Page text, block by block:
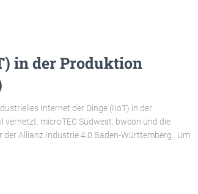
in der Produktion
Internet der Dinge (IIoT) in der
vernetzt. microTEC Südwest, bwcon und die
Allianz Industrie 4.0 Baden-Württemberg. Um